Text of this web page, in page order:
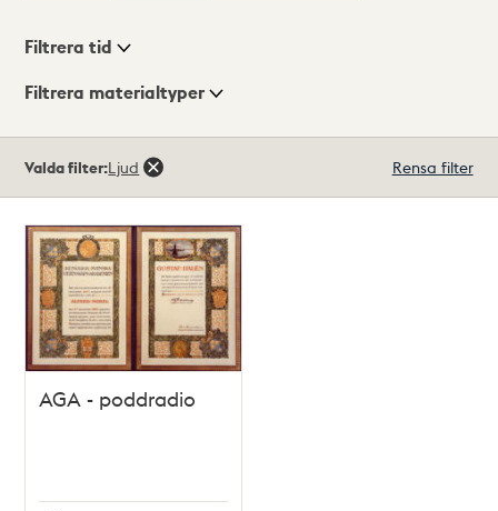
Visningsläge
Filtrera tid
Filtrera materialtyper
träffar
Valda filter:Ljud Rensa filter
AGA - poddradio